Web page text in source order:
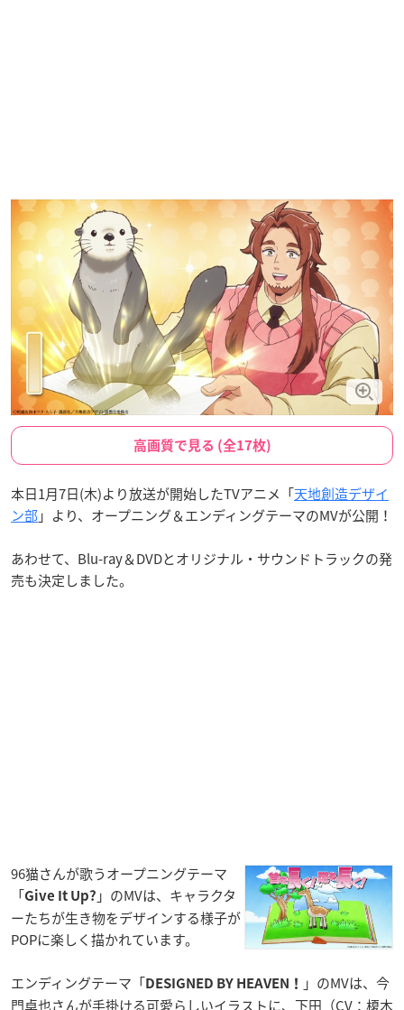
高画質で見る (全17枚)
本日1月7日(木)より放送が開始したTVアニメ「天地創造デザイ
ン部」より、オープニング＆エンディングテーマのMVが公開！
あわせて、Blu-ray＆DVDとオリジナル・サウンドトラックの発
売も決定しました。
96猫さんが歌うオープニングテーマ
「Give It Up? 」のMVは、キャラクタ
ーたちが生き物をデザインする様子が
POPに楽しく描かれています。
エンディングテーマ「 DESIGNED BY HEAVEN！
」のMVは、今
門卓也さんが手掛ける可愛らしいイラストに、下田（CV：榎木